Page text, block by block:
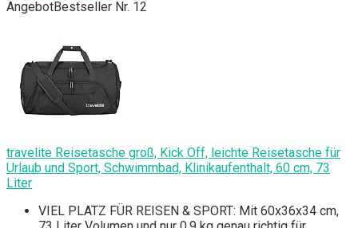
AngebotBestseller Nr. 12
travelite Reisetasche groß, Kick Off, leichte Reisetasche für
Urlaub und Sport, Schwimmbad, Klinikaufenthalt, 60 cm, 73
Liter
VIEL PLATZ FÜR REISEN & SPORT: Mit 60x36x34 cm,